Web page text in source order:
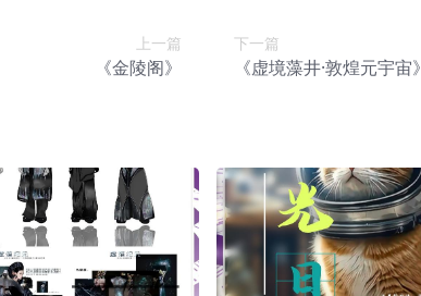
上一篇
《金陵阁》
下一篇
《虚境藻井·敦煌元宇宙》